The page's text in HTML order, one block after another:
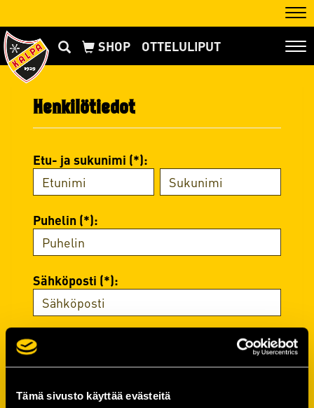
Tämä sivusto käyttää evästeitä
OTTELULIPUT
Henkilötiedot
Etu- ja sukunimi (*):
Puhelin (*):
Sähköposti (*):
Salasana
Salasana (*):